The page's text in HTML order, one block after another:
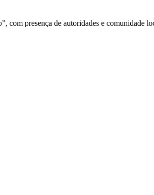
com presença de autoridades e comunidade